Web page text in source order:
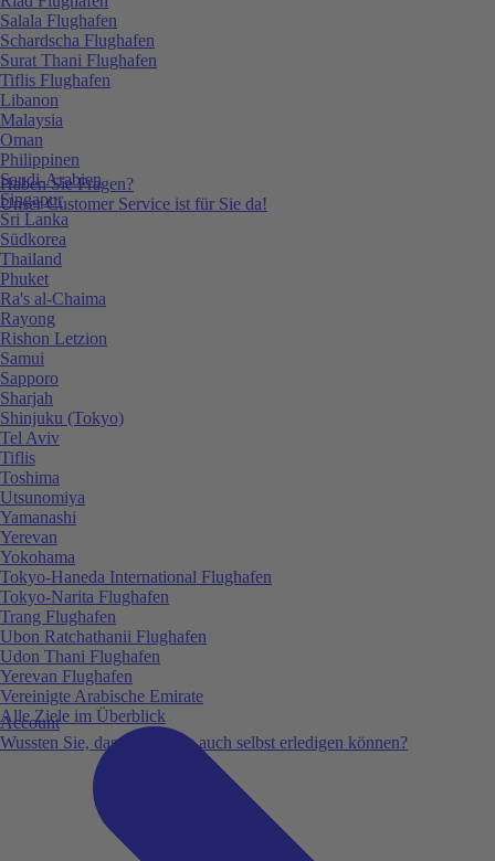
Haben Sie Fragen?
Unser Customer Service ist für Sie da!
Account
Wussten Sie, dass Sie vieles auch selbst erledigen können?
Salala Flughafen
Schardscha Flughafen
Surat Thani Flughafen
Tiflis Flughafen
Libanon
Malaysia
Oman
Philippinen
Saudi-Arabien
Singapur
Sri Lanka
Südkorea
Thailand
Phuket
Ra's al-Chaima
Rayong
Rishon Letzion
Samui
Sapporo
Sharjah
Shinjuku (Tokyo)
Tel Aviv
Tiflis
Toshima
Utsunomiya
Yamanashi
Yerevan
Yokohama
Tokyo-Haneda International Flughafen
Tokyo-Narita Flughafen
Trang Flughafen
Ubon Ratchathanii Flughafen
Udon Thani Flughafen
Yerevan Flughafen
Vereinigte Arabische Emirate
Alle Ziele im Überblick